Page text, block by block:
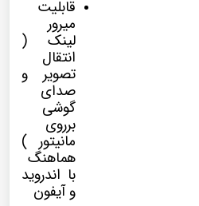
قابلیت
میرور
لینک (
انتقال
تصویر و
صدای
گوشی
برروی
مانیتور )
هماهنگ
با اندروید
و آیفون